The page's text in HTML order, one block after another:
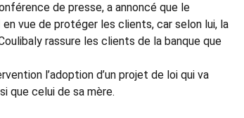
de presse, a annoncé que le
vue de protéger les clients, car selon lui, la
rassure les clients de la banque que
l’adoption d’un projet de loi qui va
que celui de sa mère.